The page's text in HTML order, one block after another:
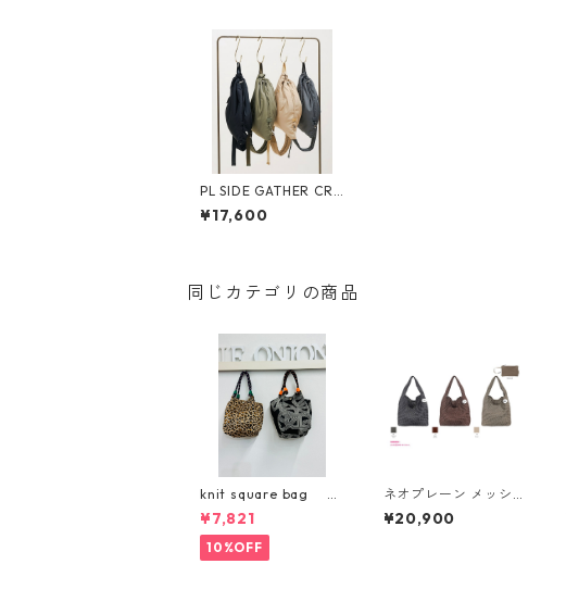
PL SIDE GATHER CR
OSSBODY ポリエステ
ルサイドギャザー クロ
¥17,600
同じカテゴリの商品
knit square bag 32
50900 SEVEN SENSE
セブンセンス 2510a-
051
¥7,821
10%OFF
ネオプレーン メッシュ
ワンショルダーL 【ST
ORY ストーリー 26
¥20,900